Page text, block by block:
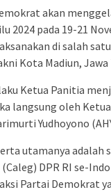
akan
2024 pada 19-21
di salah
Kota Madiun, Jawa
Ketua Panitia
langsung oleh
Yudhoyono
utamanya adalah
DPR RI se-
Partai Demokrat